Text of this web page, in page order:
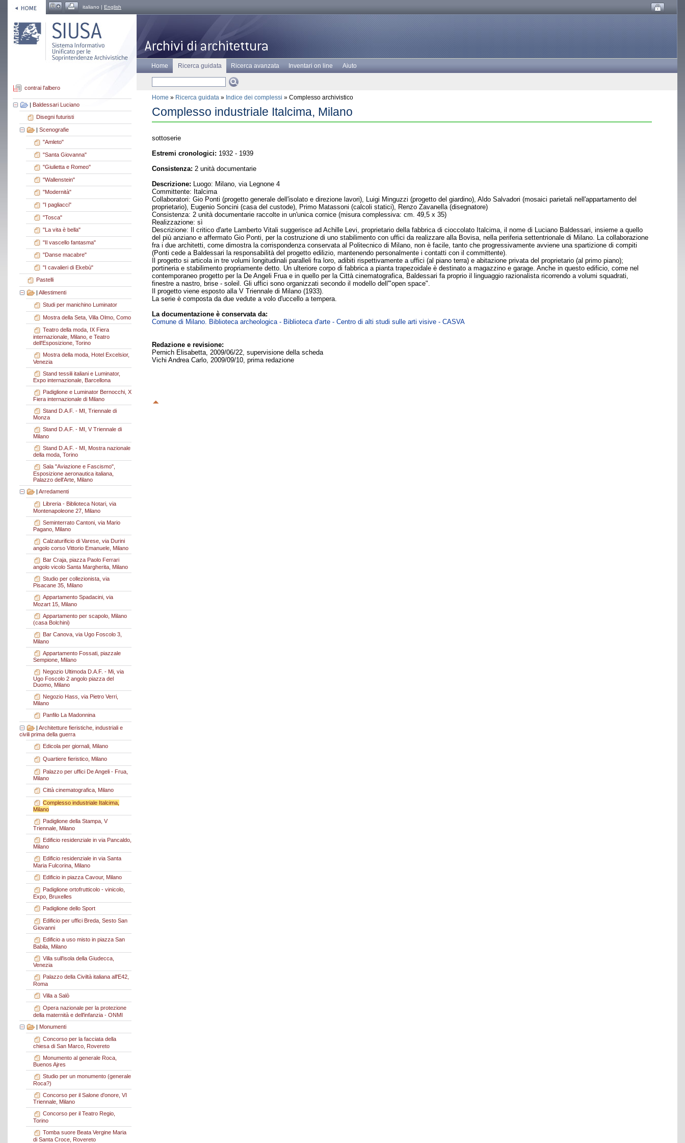
italiano | English
contrai l'albero
| Baldessari Luciano
Disegni futuristi
| Scenografie
"Amleto"
"Santa Giovanna"
"Giulietta e Romeo"
"Wallenstein"
"Modernità"
"I pagliacci"
"Tosca"
"La vita è bella"
"Il vascello fantasma"
"Danse macabre"
"I cavalieri di Ekebù"
Pastelli
| Allestimenti
Studi per manichino Luminator
Mostra della Seta, Villa Olmo, Como
Teatro della moda, IX Fiera
internazionale, Milano, e Teatro
dell'Esposizione, Torino
Mostra della moda, Hotel Excelsior,
Venezia
Stand tessili italiani e Luminator,
Expo internazionale, Barcellona
Padiglione e Luminator Bernocchi, X
Fiera internazionale di Milano
Stand D.A.F. - MI, Triennale di
Monza
Stand D.A.F. - MI, V Triennale di
Milano
Stand D.A.F. - MI, Mostra nazionale
della moda, Torino
Sala "Aviazione e Fascismo",
Esposizione aeronautica italiana,
Palazzo dell'Arte, Milano
| Arredamenti
Libreria - Biblioteca Notari, via
Montenapoleone 27, Milano
Seminterrato Cantoni, via Mario
Pagano, Milano
Calzaturificio di Varese, via Durini
angolo corso Vittorio Emanuele, Milano
Bar Craja, piazza Paolo Ferrari
angolo vicolo Santa Margherita, Milano
Studio per collezionista, via
Pisacane 35, Milano
Appartamento Spadacini, via
Mozart 15, Milano
Appartamento per scapolo, Milano
(casa Bolchini)
Bar Canova, via Ugo Foscolo 3,
Milano
Appartamento Fossati, piazzale
Sempione, Milano
Negozio Ultimoda D.A.F. - Mi, via
Ugo Foscolo 2 angolo piazza del
Duomo, Milano
Negozio Hass, via Pietro Verri,
Milano
Panfilo La Madonnina
| Architetture fieristiche, industriali e
civili prima della guerra
Edicola per giornali, Milano
Quartiere fieristico, Milano
Palazzo per uffici De Angeli - Frua,
Milano
Città cinematografica, Milano
Complesso industriale Italcima,
Milano
Padiglione della Stampa, V
Triennale, Milano
Edificio residenziale in via Pancaldo,
Milano
Edificio residenziale in via Santa
Maria Fulcorina, Milano
Edificio in piazza Cavour, Milano
Padiglione ortofrutticolo - vinicolo,
Expo, Bruxelles
Padiglione dello Sport
Edificio per uffici Breda, Sesto San
Giovanni
Edificio a uso misto in piazza San
Babila, Milano
Villa sull'isola della Giudecca,
Venezia
Palazzo della Civiltà italiana all'E42,
Roma
Villa a Salò
Opera nazionale per la protezione
della maternità e dell'infanzia - ONMI
| Monumenti
Concorso per la facciata della
chiesa di San Marco, Rovereto
Monumento al generale Roca,
Buenos Ajres
Studio per un monumento (generale
Roca?)
Concorso per il Salone d'onore, VI
Triennale, Milano
Concorso per il Teatro Regio,
Torino
Tomba suore Beata Vergine Maria
di Santa Croce, Rovereto
Home Ricerca guidata Ricerca avanzata Inventari on line Aiuto
Home » Ricerca guidata » Indice dei complessi » Complesso archivistico
Complesso industriale Italcima, Milano
sottoserie
Estremi cronologici: 1932 - 1939
Consistenza: 2 unità documentarie
Descrizione: Luogo: Milano, via Legnone 4
Committente: Italcima
Collaboratori: Gio Ponti (progetto generale dell'isolato e direzione lavori), Luigi Minguzzi (progetto del giardino), Aldo Salvadori (mosaici parietali nell'appartamento del
proprietario), Eugenio Soncini (casa del custode), Primo Matassoni (calcoli statici), Renzo Zavanella (disegnatore)
Consistenza: 2 unità documentarie raccolte in un'unica cornice (misura complessiva: cm. 49,5 x 35)
Realizzazione: sì
Descrizione: Il critico d'arte Lamberto Vitali suggerisce ad Achille Levi, proprietario della fabbrica di cioccolato Italcima, il nome di Luciano Baldessari, insieme a quello
del più anziano e affermato Gio Ponti, per la costruzione di uno stabilimento con uffici da realizzare alla Bovisa, nella periferia settentrionale di Milano. La collaborazione
fra i due architetti, come dimostra la corrispondenza conservata al Politecnico di Milano, non è facile, tanto che progressivamente avviene una spartizione di compiti
(Ponti cede a Baldessari la responsabilità del progetto edilizio, mantenendo personalmente i contatti con il committente).
Il progetto si articola in tre volumi longitudinali paralleli fra loro, adibiti rispettivamente a uffici (al piano terra) e abitazione privata del proprietario (al primo piano);
portineria e stabilimento propriamente detto. Un ulteriore corpo di fabbrica a pianta trapezoidale è destinato a magazzino e garage. Anche in questo edificio, come nel
contemporaneo progetto per la De Angeli Frua e in quello per la Città cinematografica, Baldessari fa proprio il linguaggio razionalista ricorrendo a volumi squadrati,
finestre a nastro, brise - soleil. Gli uffici sono organizzati secondo il modello dell'"open space".
Il progetto viene esposto alla V Triennale di Milano (1933).
La serie è composta da due vedute a volo d'uccello a tempera.
La documentazione è conservata da:
Comune di Milano. Biblioteca archeologica - Biblioteca d'arte - Centro di alti studi sulle arti visive - CASVA
Redazione e revisione:
Pernich Elisabetta, 2009/06/22, supervisione della scheda
Vichi Andrea Carlo, 2009/09/10, prima redazione